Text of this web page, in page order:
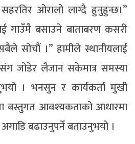
ओरालो लाग्दै हुनुहुन्छ।”
गाउँमै बसाउने बाताबरण कसरी
सोचौं ।” हामीले स्थानीयलाई
जोडेर लैजान सकेमात्र समस्या
। भनसुन र कार्यकर्ता मुखी
बस्तुगत आवश्यकताको आधारमा
बढाउनुपर्ने बताउनुभयो ।